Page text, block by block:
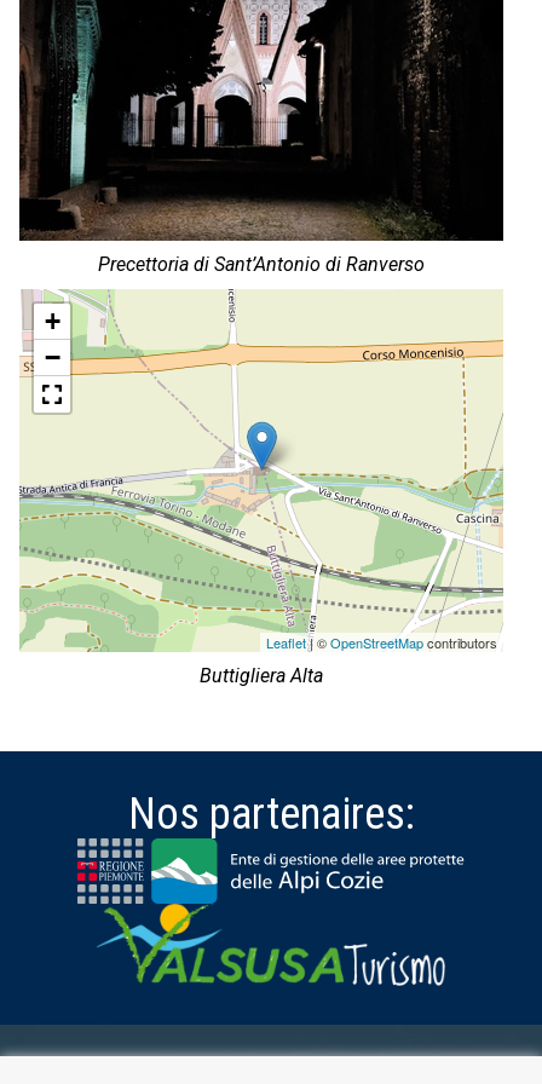
Precettoria di Sant’Antonio di Ranverso
+
−
Leaflet| ©OpenStreetMapcontributors
Buttigliera Alta
Nos partenaires: